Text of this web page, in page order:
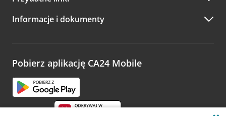
A po wizycie…
Zachęcamy do podzielenia się z nami opinią o wizycie.
opinie.
Informacje i dokumenty
Pobierz aplikację CA24 Mobile